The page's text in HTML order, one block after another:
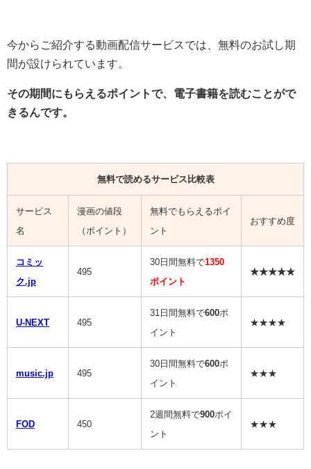
今からご紹介する動画配信サービスでは、無料のお試し期
間が設けられています。
その期間にもらえるポイントで、電子書籍を読むことがで
きるんです。
無料で読めるサービス比較表
サービス
名
漫画の値段
（ポイント）
無料でもらえるポイ
ント
おすすめ度
コミッ
ク.jp
495
30日間無料で1350
ポイント
★★★★★
U-NEXT 495
31日間無料で600ポ
イント
★★★★
music.jp 495
30日間無料で600ポ
イント
★★★
FOD 450
2週間無料で900ポイ
ント
★★★